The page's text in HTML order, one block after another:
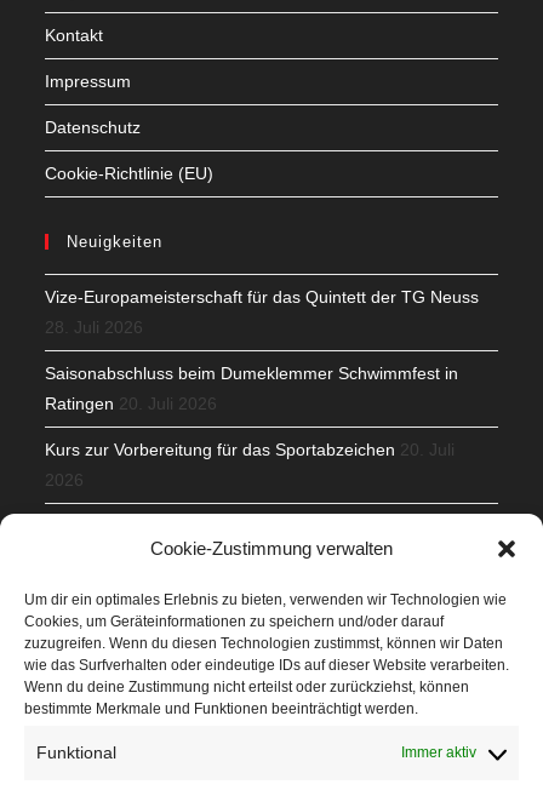
Cookie-Zustimmung verwalten
Um dir ein optimales Erlebnis zu bieten, verwenden wir Technologien wie
Cookies, um Geräteinformationen zu speichern und/oder darauf
zuzugreifen. Wenn du diesen Technologien zustimmst, können wir Daten
wie das Surfverhalten oder eindeutige IDs auf dieser Website verarbeiten.
Wenn du deine Zustimmung nicht erteilst oder zurückziehst, können
bestimmte Merkmale und Funktionen beeinträchtigt werden.
Funktional Immer aktiv
Kontakt
Impressum
Datenschutz
Cookie-Richtlinie (EU)
Neuigkeiten
Vize-Europameisterschaft für das Quintett der TG Neuss
28. Juli 2026
Saisonabschluss beim Dumeklemmer Schwimmfest in
Ratingen 20. Juli 2026
Kurs zur Vorbereitung für das Sportabzeichen 20. Juli
2026
Veranstaltungen
Höffner Run